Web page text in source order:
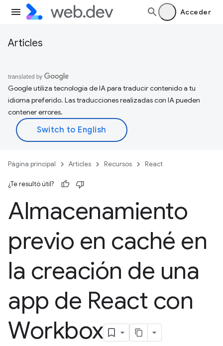
Acceder
Articles
Google utiliza tecnología de IA para traducir contenido a tu
idioma preferido. Las traducciones realizadas con IA pueden
contener errores.
Página principal Articles Recursos React
¿Te resultó útil?
Almacenamiento
previo en caché en
la creación de una
app de React con
Workbox